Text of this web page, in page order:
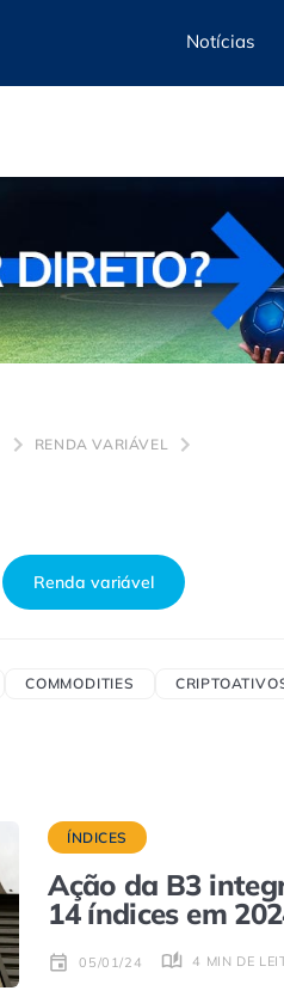
Notícias
RENDA VARIÁVEL
Renda variável
COMMODITIES
ÍNDICES
Ação da B3
14 índices em
05/01/24 4 MIN DE